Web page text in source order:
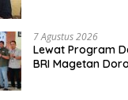
7 Agustus 2026
Lewat Program
BRI Magetan